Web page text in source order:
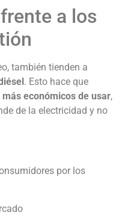
a los
también tienden a
. Esto hace que
económicos de usar,
de la electricidad y no
por los